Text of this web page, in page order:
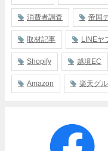
消費者調査 帝国
取材記事 LINEヤ
Shopify 越境EC
Amazon 楽天グ